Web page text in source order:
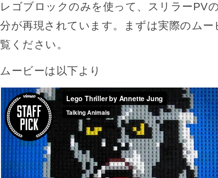
レゴブロックのみを使って、スリラーPV
分が再現されています。まずは実際のム
覧ください。
ムービーは以下より